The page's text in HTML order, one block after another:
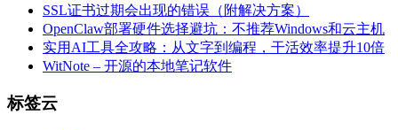
SSL证书过期会出现的错误（附解决方案）
OpenClaw部署硬件选择避坑：不推荐Windows和云主机
实用AI工具全攻略：从文字到编程，干活效率提升10倍
WitNote – 开源的本地笔记软件
标签云